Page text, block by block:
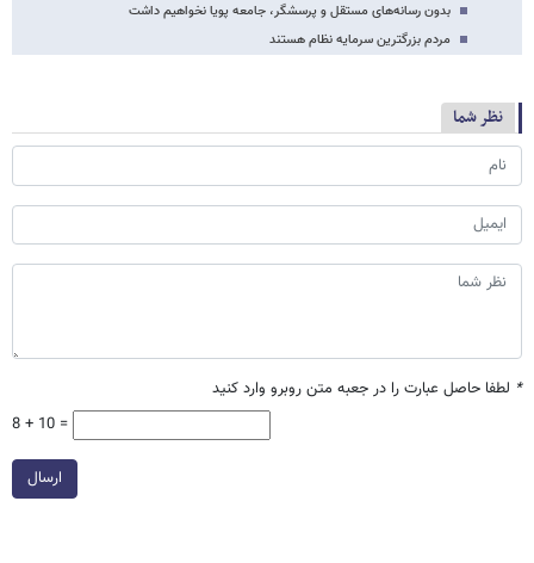
بدون رسانه‌های مستقل و پرسشگر، جامعه‌ پویا نخواهیم داشت
مردم بزرگترین سرمایه نظام هستند
نظر شما
* لطفا حاصل عبارت را در جعبه متن روبرو وارد کنید
8 + 10 =
ارسال